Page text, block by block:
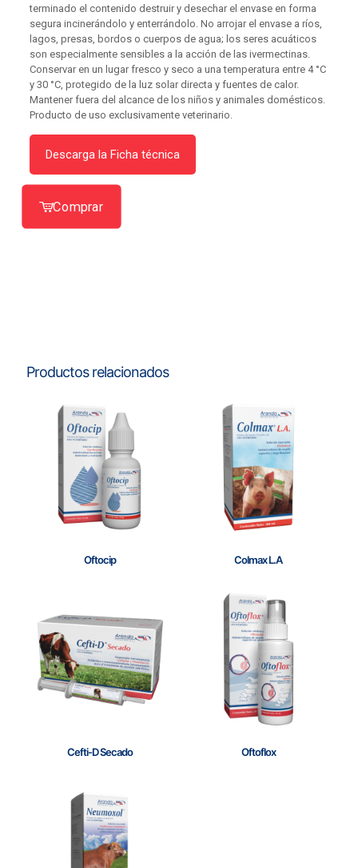
terminado el contenido destruir y desechar el envase en forma
segura incinerándolo y enterrándolo. No arrojar el envase a ríos,
lagos, presas, bordos o cuerpos de agua; los seres acuáticos
son especialmente sensibles a la acción de las ivermectinas.
Conservar en un lugar fresco y seco a una temperatura entre 4 °C
y 30 °C, protegido de la luz solar directa y fuentes de calor.
Mantener fuera del alcance de los niños y animales domésticos.
Producto de uso exclusivamente veterinario.
Descarga la Ficha técnica
Comprar
Productos relacionados
Oftocip Colmax L.A
Cefti-D Secado Oftoflox